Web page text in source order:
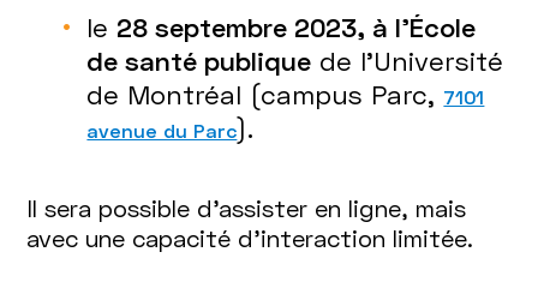
le 28 septembre 2023, à l'École
de santé publique de l'Université
de Montréal (campus Parc, 7101
avenue du Parc).
Il sera possible d'assister en ligne, mais
avec une capacité d'interaction limitée.